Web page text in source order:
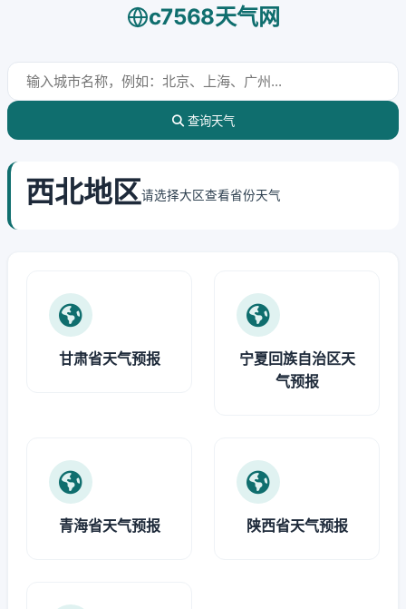
c7568天气网
查询天气
西北地区请选择大区查看省份天气
甘肃省天气预报
宁夏回族自治区天
气预报
青海省天气预报 陕西省天气预报